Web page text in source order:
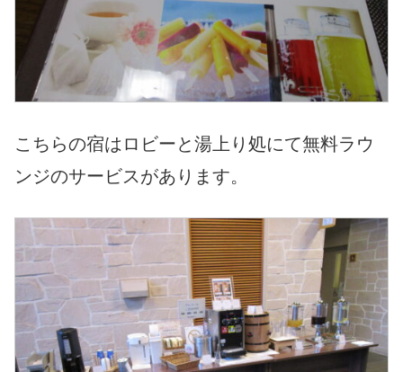
こちらの宿はロビーと湯上り処にて無料ラウ
ンジのサービスがあります。